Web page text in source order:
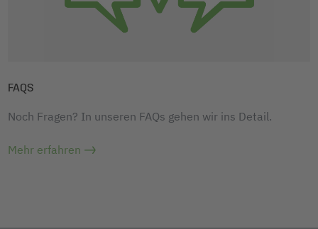
FAQS
Noch Fragen? In unseren FAQs gehen wir ins Detail.
Mehr erfahren